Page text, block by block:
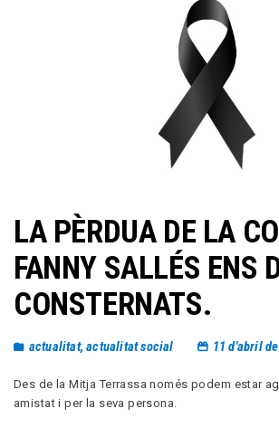
LA PÈRDUA DE LA
FANNY SALLÉS ENS
CONSTERNATS.
actualitat,actualitat social 11 d'abril
Des de la Mitja Terrassa només podem estar
amistat i per la seva persona.